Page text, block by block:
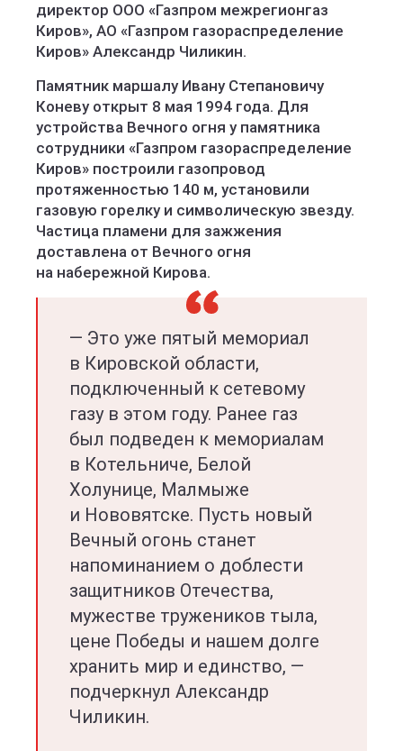
директор ООО «Газпром межрегионгаз
Киров», АО «Газпром газораспределение
Киров» Александр Чиликин.
Памятник маршалу Ивану Степановичу
Коневу открыт 8 мая 1994 года. Для
устройства Вечного огня у памятника
сотрудники «Газпром газораспределение
Киров» построили газопровод
протяженностью 140 м, установили
газовую горелку и символическую звезду.
Частица пламени для зажжения
доставлена от Вечного огня
на набережной Кирова.
— Это уже пятый мемориал
в Кировской области,
подключенный к сетевому
газу в этом году. Ранее газ
был подведен к мемориалам
в Котельниче, Белой
Холунице, Малмыже
и Нововятске. Пусть новый
Вечный огонь станет
напоминанием о доблести
защитников Отечества,
мужестве тружеников тыла,
цене Победы и нашем долге
хранить мир и единство, —
подчеркнул Александр
Чиликин.